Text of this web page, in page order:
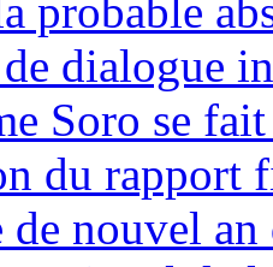
probable
dialogue
Soro se
du rapport
de nouvel